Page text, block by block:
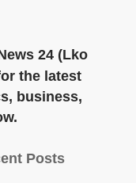
24 (Lko
the latest
business,
Posts